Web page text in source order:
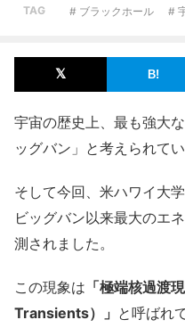
TAG # ブラックホール #
宇宙の歴史上、最も強大
ッグバン」と考えられてい
そして今回、米ハワイ大
ビッグバン以来最大のエ
測されました。
この現象は 「極端核過渡
Transients）」 と呼ばれ